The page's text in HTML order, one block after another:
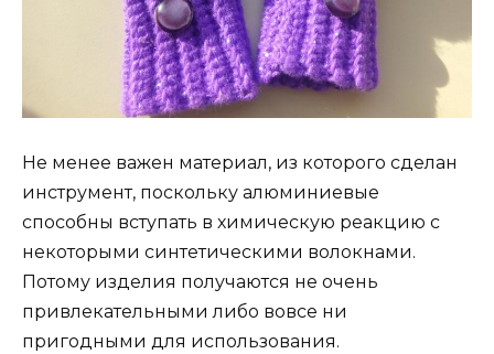
Не менее важен материал, из которого сделан
инструмент, поскольку алюминиевые
способны вступать в химическую реакцию с
некоторыми синтетическими волокнами.
Потому изделия получаются не очень
привлекательными либо вовсе ни
пригодными для использования.